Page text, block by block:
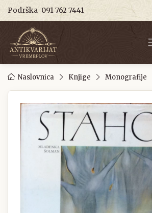
Podrška 091 762 7441
Naslovnica Knjige Monografije